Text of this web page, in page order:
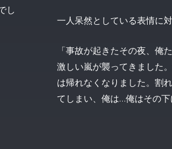
し
一人呆然としている表情に
「事故が起きたその夜、俺
激しい嵐が襲ってきました
は帰れなくなりました。割
てしまい、俺は…俺はその下